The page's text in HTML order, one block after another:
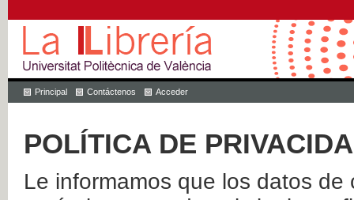
Principal Contáctenos Acceder
POLÍTICA DE
Le informamos que los datos